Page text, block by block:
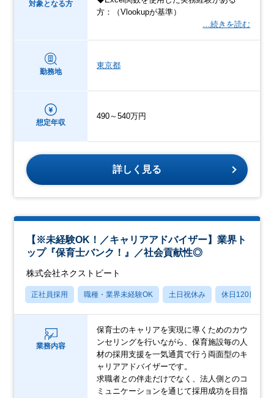
対象となる方
方：（Vlookupが基準）
…続きを読む
勤務地
東京都
想定年収
490～540万円
詳しく見る
【※未経験OK！／キャリアアドバイザー】業界ト
ップ『保育士バンク！』／社会貢献性◎
株式会社ネクストビート
正社員採用 職種・業界未経験OK 土日祝休み 休日120日以上
業務内容
保育士のキャリアを実現に導くためのカウ
ンセリングを行いながら、保育施設毎の人
材の採用支援を一気通貫で行う両面型のキ
ャリアアドバイザーです。
求職者との伴走だけでなく、法人側とのコ
ミュニケーションを通じて採用成功を目指